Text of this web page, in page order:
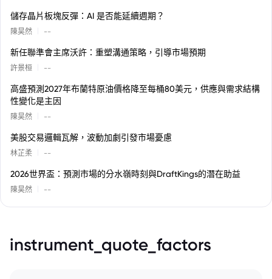
儲存晶片板塊反彈：AI 是否能延續週期？
陳昊然 --
新任聯準會主席沃許：重塑溝通策略，引導市場預期
許景桓 --
高盛預測2027年布蘭特原油價格降至每桶80美元，供應與需求結構
性變化是主因
陳昊然 --
美股交易邏輯瓦解，波動加劇引發市場憂慮
林芷柔 --
2026世界盃：預測市場的分水嶺時刻與DraftKings的潛在助益
陳昊然 --
instrument_quote_factors